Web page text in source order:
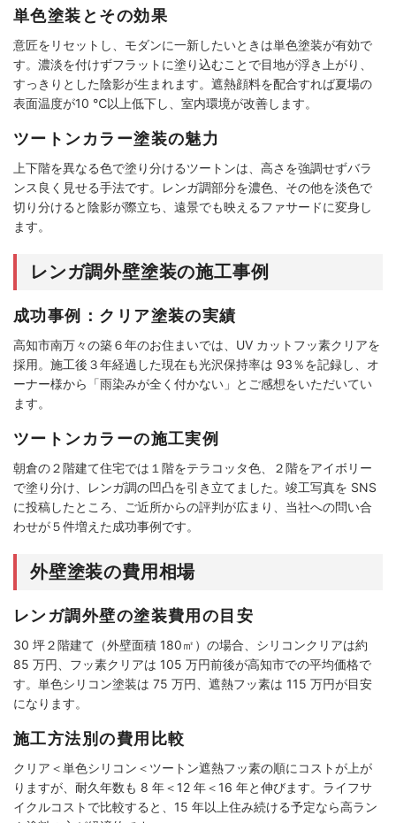
単色塗装とその効果
意匠をリセットし、モダンに一新したいときは単色塗装が有効で
す。濃淡を付けずフラットに塗り込むことで目地が浮き上がり、
すっきりとした陰影が生まれます。遮熱顔料を配合すれば夏場の
表面温度が10 ℃以上低下し、室内環境が改善します。
ツートンカラー塗装の魅力
上下階を異なる色で塗り分けるツートンは、高さを強調せずバラ
ンス良く見せる手法です。レンガ調部分を濃色、その他を淡色で
切り分けると陰影が際立ち、遠景でも映えるファサードに変身し
ます。
レンガ調外壁塗装の施工事例
成功事例：クリア塗装の実績
高知市南万々の築６年のお住まいでは、UV カットフッ素クリアを
採用。施工後３年経過した現在も光沢保持率は 93％を記録し、オ
ーナー様から「雨染みが全く付かない」とご感想をいただいてい
ます。
ツートンカラーの施工実例
朝倉の２階建て住宅では１階をテラコッタ色、２階をアイボリー
で塗り分け、レンガ調の凹凸を引き立てました。竣工写真を SNS
に投稿したところ、ご近所からの評判が広まり、当社への問い合
わせが５件増えた成功事例です。
外壁塗装の費用相場
レンガ調外壁の塗装費用の目安
30 坪２階建て（外壁面積 180㎡）の場合、シリコンクリアは約
85 万円、フッ素クリアは 105 万円前後が高知市での平均価格で
す。単色シリコン塗装は 75 万円、遮熱フッ素は 115 万円が目安
になります。
施工方法別の費用比較
クリア＜単色シリコン＜ツートン遮熱フッ素の順にコストが上が
りますが、耐久年数も 8 年＜12 年＜16 年と伸びます。ライフサ
イクルコストで比較すると、15 年以上住み続ける予定なら高ラン